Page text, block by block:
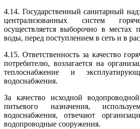
4.14. Государственный санитарный
централизованных систем
осуществляется выборочно в местах
воды, перед поступлением в сеть и в
4.15. Ответственность за качество
потребителю, возлагается на
теплоснабжение и
водоснабжения.
За качество исходной
питьевого назначения,
водоснабжения, отвечают
водопроводные сооружения.